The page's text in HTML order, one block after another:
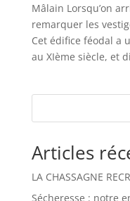
Mâlain Lorsqu’on
remarquer les
Cet édifice féodal a
au XIème siècle, et
Articles
LA CHASSAGNE
Sécheresse : notre